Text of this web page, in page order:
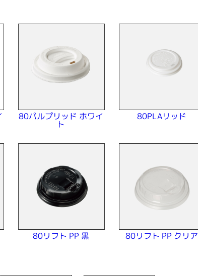
80パルプリッド ホワイ
ト
80PLAリッド
80リフト PP 黒 80リフト PP クリア